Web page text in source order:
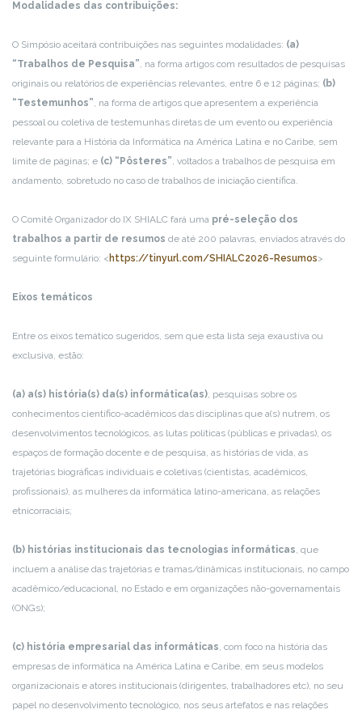
Modalidades das contribuições:
O Simpósio aceitará contribuições nas seguintes modalidades: (a)
“Trabalhos de Pesquisa”, na forma artigos com resultados de pesquisas
originais ou relatórios de experiências relevantes, entre 6 e 12 páginas; (b)
“Testemunhos”, na forma de artigos que apresentem a experiência
pessoal ou coletiva de testemunhas diretas de um evento ou experiência
relevante para a História da Informática na América Latina e no Caribe, sem
limite de páginas; e (c) “Pôsteres”, voltados a trabalhos de pesquisa em
andamento, sobretudo no caso de trabalhos de iniciação científica.
O Comitê Organizador do IX SHIALC fará uma pré-seleção dos
trabalhos a partir de resumos de até 200 palavras, enviados através do
seguinte formulário: < https://tinyurl.com/SHIALC2026-Resumos>
Eixos temáticos
Entre os eixos temático sugeridos, sem que esta lista seja exaustiva ou
exclusiva, estão:
(a) a(s) história(s) da(s) informática(as), pesquisas sobre os
conhecimentos científico-acadêmicos das disciplinas que a(s) nutrem, os
desenvolvimentos tecnológicos, as lutas políticas (públicas e privadas), os
espaços de formação docente e de pesquisa, as histórias de vida, as
trajetórias biográficas individuais e coletivas (cientistas, acadêmicos,
profissionais), as mulheres da informática latino-americana, as relações
etnicorraciais;
(b) histórias institucionais das tecnologias informáticas, que
incluem a análise das trajetórias e tramas/dinâmicas institucionais, no campo
acadêmico/educacional, no Estado e em organizações não-governamentais
(ONGs);
(c) história empresarial das informáticas, com foco na história das
empresas de informática na América Latina e Caribe, em seus modelos
organizacionais e atores institucionais (dirigentes, trabalhadores etc), no seu
papel no desenvolvimento tecnológico, nos seus artefatos e nas relações